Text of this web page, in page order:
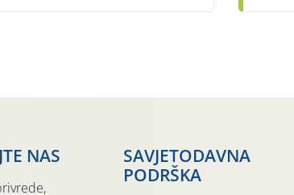
NAS
SAVJETODAVNA
PODRŠKA